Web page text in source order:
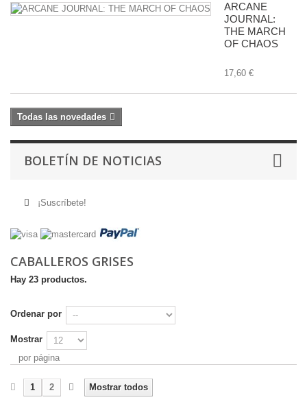
ARCANE
JOURNAL:
THE MARCH
OF CHAOS
17,60 €
Todas las novedades
BOLETÍN DE NOTICIAS
¡Suscríbete!
CABALLEROS GRISES
Hay 23 productos.
Ordenar por
Mostrar
por página
Mostrar todos
1 2